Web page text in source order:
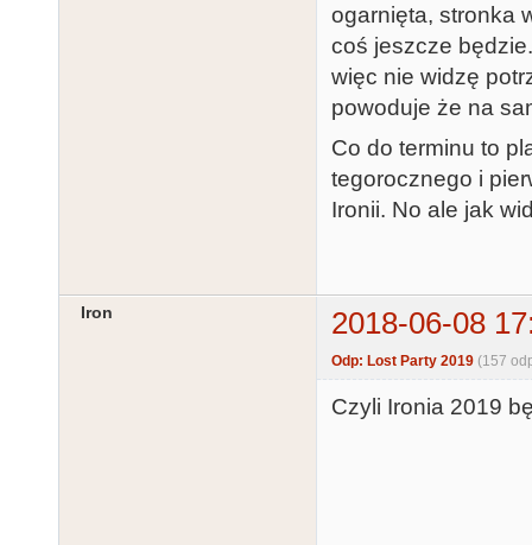
ogarnięta, stronka
coś jeszcze
więc nie widzę
powoduje że na
Co do terminu to
tegorocznego i
Ironii. No ale jak
Iron 2018-06-08
Odp: Lost Party 2019 (157
Czyli Ironia 2019